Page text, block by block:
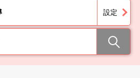
設定